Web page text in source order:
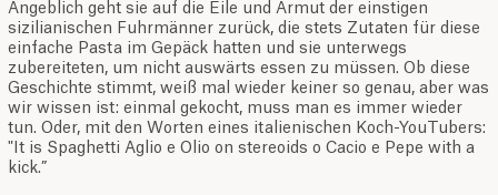
Angeblich geht sie auf die Eile und Armut der einstigen
sizilianischen Fuhrmänner zurück, die stets Zutaten für diese
einfache Pasta im Gepäck hatten und sie unterwegs
zubereiteten, um nicht auswärts essen zu müssen. Ob diese
Geschichte stimmt, weiß mal wieder keiner so genau, aber was
wir wissen ist: einmal gekocht, muss man es immer wieder
tun. Oder, mit den Worten eines italienischen Koch-YouTubers:
"It is Spaghetti Aglio e Olio on stereoids o Cacio e Pepe with a
kick.”